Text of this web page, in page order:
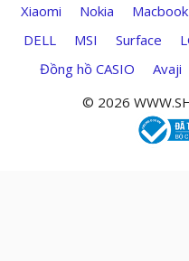
Xiaomi
Nokia Macbook
DELL
MSI Surface
Đồng hồ CASIO
Avaji
© 2026